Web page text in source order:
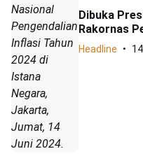
Nasional
Pengendalian
Inflasi Tahun
2024 di
Istana
Negara,
Jakarta,
Jumat, 14
Juni 2024.
Dibuka
Rakornas
Headline